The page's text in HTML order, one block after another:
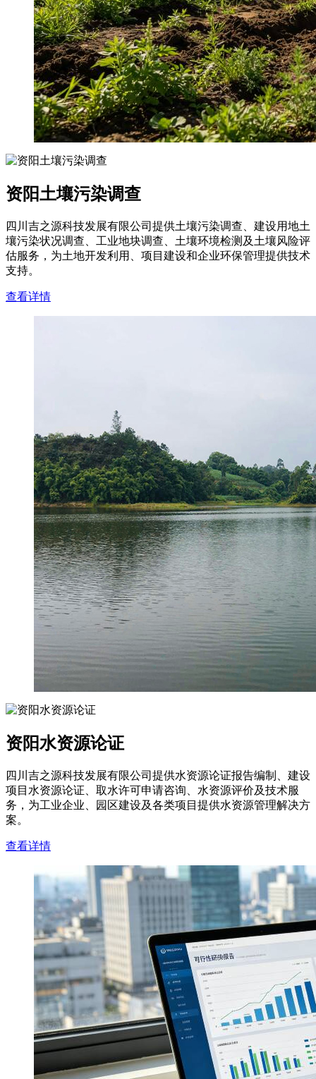
资阳土壤污染调查
四川吉之源科技发展有限公司提供土壤污染调查、建设用地土
壤污染状况调查、工业地块调查、土壤环境检测及土壤风险评
估服务，为土地开发利用、项目建设和企业环保管理提供技术
支持。
查看详情
资阳水资源论证
四川吉之源科技发展有限公司提供水资源论证报告编制、建设
项目水资源论证、取水许可申请咨询、水资源评价及技术服
务，为工业企业、园区建设及各类项目提供水资源管理解决方
案。
查看详情